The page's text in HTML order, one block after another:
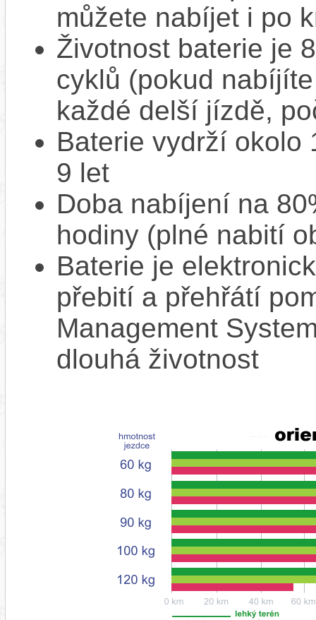
můžete nabíjet i po
Životnost baterie je
cyklů (pokud
každé delší jízdě,
Baterie vydrží okolo
9 let
Doba nabíjení na
hodiny (plné nabití
Baterie je
přebití a přehřátí
Management
dlouhá životnost